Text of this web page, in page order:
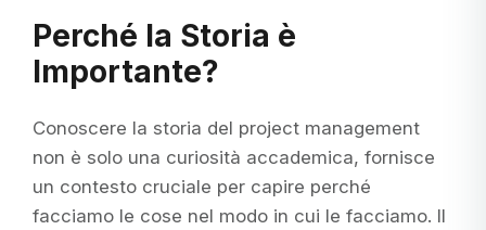
Perché la Storia è
Importante?
Conoscere la storia del project management
non è solo una curiosità accademica, fornisce
un contesto cruciale per capire perché
facciamo le cose nel modo in cui le facciamo. Il